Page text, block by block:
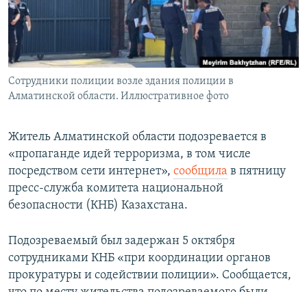
Сотрудники полиции возле здания полиции в
Алматинской области. Иллюстративное фото
Житель Алматинской области подозревается в
«пропаганде идей терроризма, в том числе
посредством сети интернет», сообщила в пятницу
пресс-служба комитета национальной
безопасности (КНБ) Казахстана.
Подозреваемый был задержан 5 октября
сотрудниками КНБ «при координации органов
прокуратуры и содействии полиции». Сообщается,